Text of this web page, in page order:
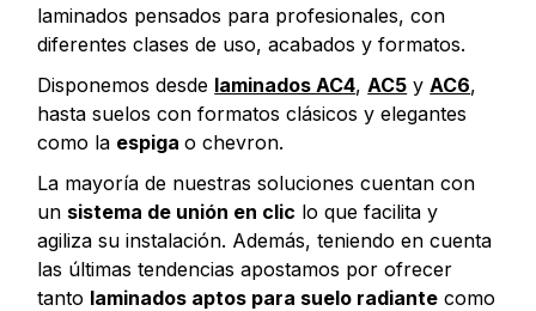
laminados pensados para profesionales, con
diferentes clases de uso, acabados y formatos.
Disponemos desde laminados AC4,AC5 yAC6,
hasta suelos con formatos clásicos y elegantes
como la espiga o chevron.
La mayoría de nuestras soluciones cuentan con
un sistema de unión en clic lo que facilita y
agiliza su instalación. Además, teniendo en cuenta
las últimas tendencias apostamos por ofrecer
tanto laminados aptos para suelo radiante como